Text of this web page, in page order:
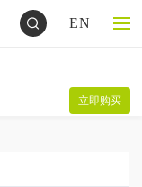
EN
立即购买